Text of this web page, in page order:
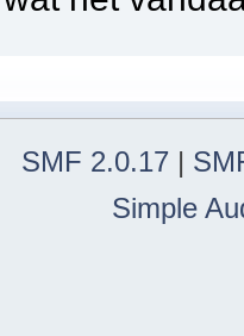
SMF 2.0.17 |
Simple